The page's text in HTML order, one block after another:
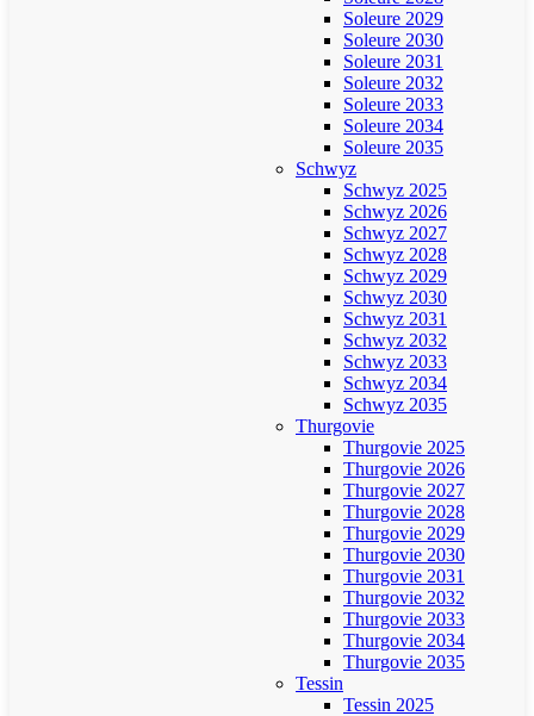
Soleure 2029
Soleure 2030
Soleure 2031
Soleure 2032
Soleure 2033
Soleure 2034
Soleure 2035
Schwyz
Schwyz 2025
Schwyz 2026
Schwyz 2027
Schwyz 2028
Schwyz 2029
Schwyz 2030
Schwyz 2031
Schwyz 2032
Schwyz 2033
Schwyz 2034
Schwyz 2035
Thurgovie
Thurgovie 2025
Thurgovie 2026
Thurgovie 2027
Thurgovie 2028
Thurgovie 2029
Thurgovie 2030
Thurgovie 2031
Thurgovie 2032
Thurgovie 2033
Thurgovie 2034
Thurgovie 2035
Tessin
Tessin 2025